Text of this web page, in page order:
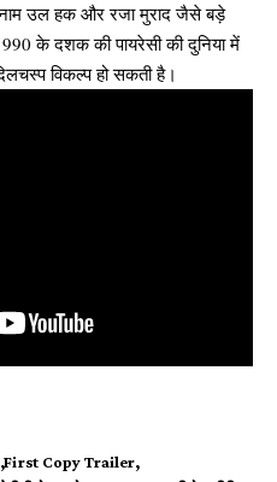
उल हक और रजा मुराद जैसे बड़े
के दशक की पायरेसी की दुनिया में
विकल्प हो सकती है।
First Copy Trailer